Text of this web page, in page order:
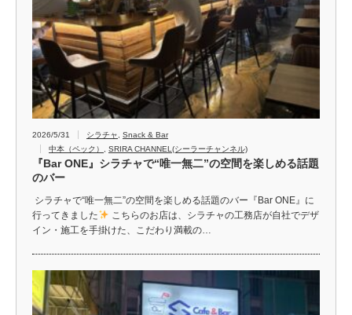
2026/5/31 シラチャ
Snack & Bar
中本（ペック）
SRIRA CHANNEL(シーラーチャンネル)
『Bar ONE』シラチャで“唯一無二”の空間を楽しめる話題
のバー
シラチャで“唯一無二”の空間を楽しめる話題のバー『Bar ONE』に
行ってきました
こちらのお店は、シラチャの工務店が自社でデザ
イン・施工を手掛けた、こだわり満載の…